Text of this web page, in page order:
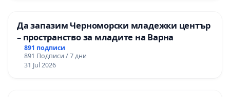
Да запазим Черноморски младежки център
– пространство за младите на Варна
891 подписи
891 Подписи / 7 дни
31 Jul 2026